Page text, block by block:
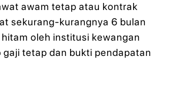
awam tetap atau kontrak
sekurang-kurangnya 6 bulan
oleh institusi kewangan
gaji tetap dan bukti pendapatan